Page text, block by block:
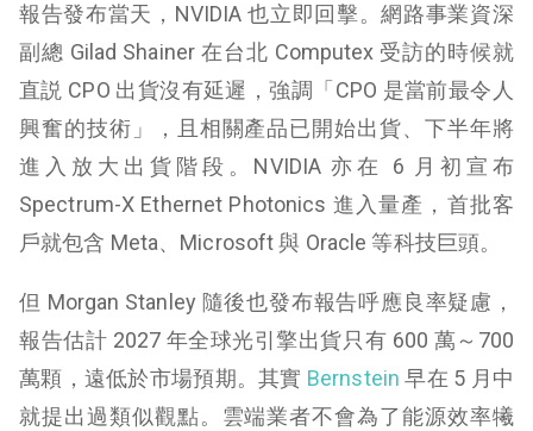
報告發布當天，NVIDIA 也立即回擊。網路事業資深
副總 Gilad Shainer 在台北 Computex 受訪的時候就
直説 CPO 出貨沒有延遲，強調「CPO 是當前最令人
興奮的技術」，且相關產品已開始出貨、下半年將
進入放大出貨階段。NVIDIA 亦在 6 月初宣布
Spectrum-X Ethernet Photonics 進入量產，首批客
戶就包含 Meta、Microsoft 與 Oracle 等科技巨頭。
但 Morgan Stanley 隨後也發布報告呼應良率疑慮，
報告估計 2027 年全球光引擎出貨只有 600 萬～700
萬顆，遠低於市場預期。其實 Bernstein 早在 5 月中
就提出過類似觀點。雲端業者不會為了能源效率犧